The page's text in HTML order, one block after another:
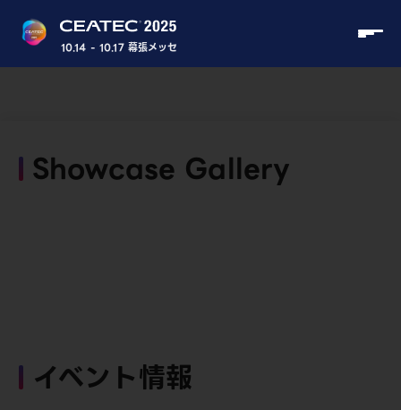
10.14 - 10.17 幕張メッセ
Showcase Gallery
イベント情報